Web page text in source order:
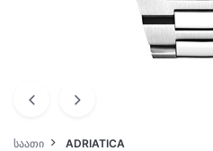
ᲡᲐᲐᲗᲘ ADRIATICA